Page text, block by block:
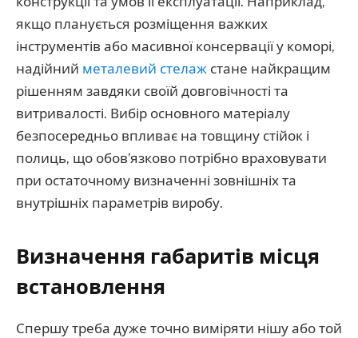
якщо планується розміщення важких
інструментів або масивної консервації у коморі,
надійний металевий стелаж стане найкращим
рішенням завдяки своїй довговічності та
витривалості. Вибір основного матеріалу
безпосередньо впливає на товщину стійок і
полиць, що обов’язково потрібно враховувати
при остаточному визначенні зовнішніх та
внутрішніх параметрів виробу.
Визначення габаритів місця
встановлення
Спершу треба дуже точно виміряти нішу або той